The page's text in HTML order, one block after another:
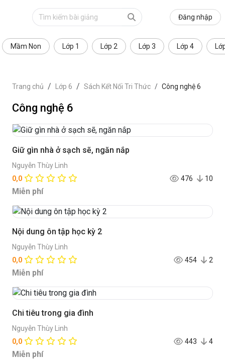
Đăng nhập
Mầm Non Lớp 1 Lớp 2 Lớp 3 Lớp 4
Trang chủ Lớp 6 Sách Kết Nối Tri Thức Công nghệ 6
Công nghệ 6
Giữ gìn nhà ở sạch sẽ, ngăn nắp
Nguyễn Thùy Linh
0,0
476 10
Miễn phí
Nội dung ôn tập học kỳ 2
Nguyễn Thùy Linh
0,0
454 2
Miễn phí
Chi tiêu trong gia đình
Nguyễn Thùy Linh
0,0
443 4
Miễn phí